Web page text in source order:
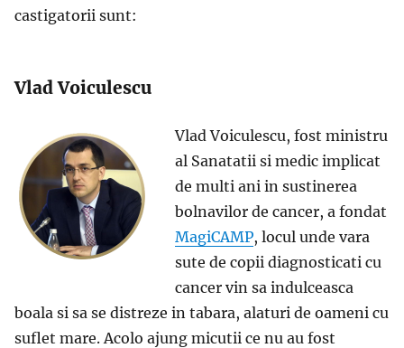
castigatorii sunt:
Vlad Voiculescu
Vlad Voiculescu, fost ministru
al Sanatatii si medic implicat
de multi ani in sustinerea
bolnavilor de cancer, a fondat
MagiCAMP, locul unde vara
sute de copii diagnosticati cu
cancer vin sa indulceasca
boala si sa se distreze in tabara, alaturi de oameni cu
suflet mare. Acolo ajung micutii ce nu au fost